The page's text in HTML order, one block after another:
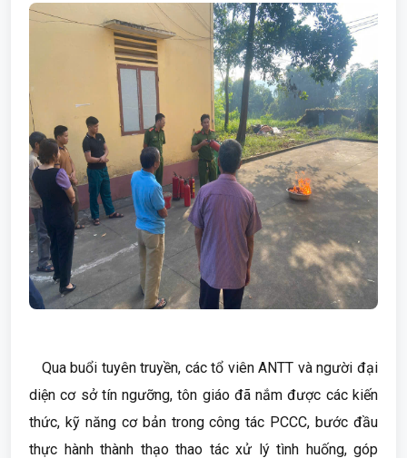
Qua buổi tuyên truyền, các tổ viên ANTT và người đại
diện cơ sở tín ngưỡng, tôn giáo đã nắm được các kiến
thức, kỹ năng cơ bản trong công tác PCCC, bước đầu
thực hành thành thạo thao tác xử lý tình huống, góp